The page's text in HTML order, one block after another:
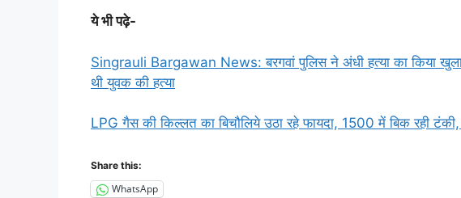
ये भी पढ़े-
Singrauli Bargawan News: बरगवां पुलिस ने अंधी हत्या का किया
थी युवक की हत्या
LPG गैस की किल्लत का बिचौलिये उठा रहे फायदा, 1500 में बिक रही
Share this:
WhatsApp